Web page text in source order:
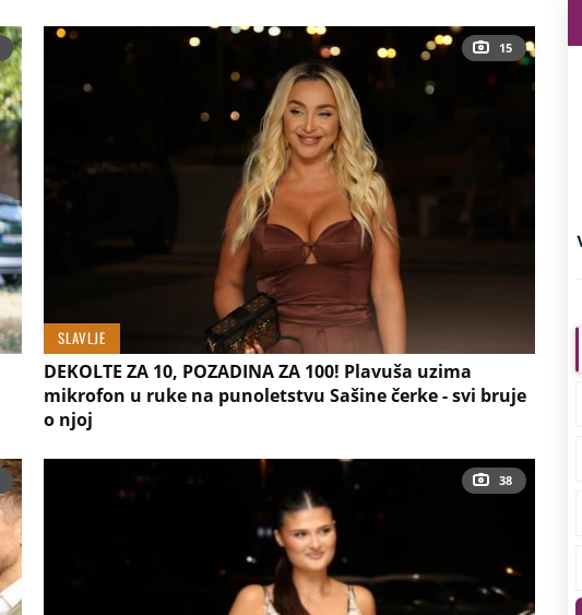
15
SLAVLJE
DEKOLTE ZA 10, POZADINA ZA 100! Plavuša uzima
mikrofon u ruke na punoletstvu Sašine čerke - svi bruje
o njoj
38